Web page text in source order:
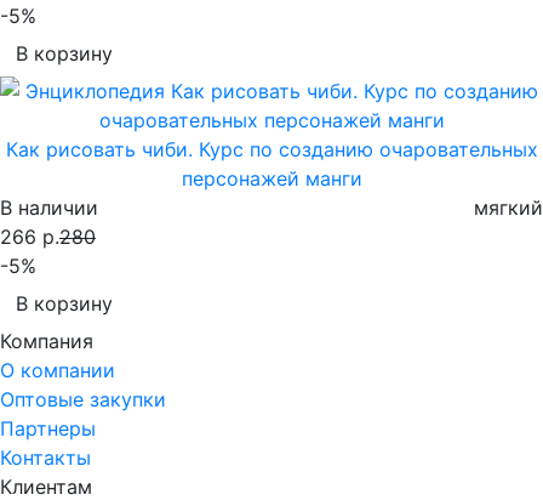
-5%
В корзину
Как рисовать чиби. Курс по созданию очаровательных
персонажей манги
В наличии
мягкий
266 р.280
-5%
В корзину
Компания
О компании
Оптовые закупки
Партнеры
Контакты
Клиентам